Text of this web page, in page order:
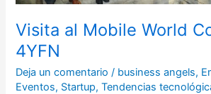
Visita al Mobile World
4YFN
Deja un comentario / business angels,
Eventos, Startup,Tendencias